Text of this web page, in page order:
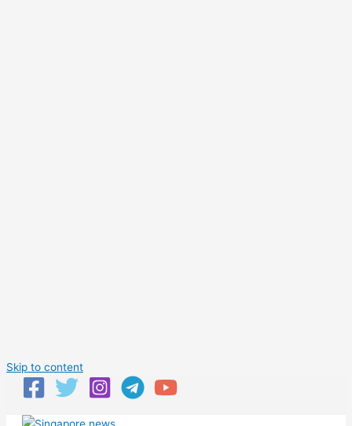
Skip to content